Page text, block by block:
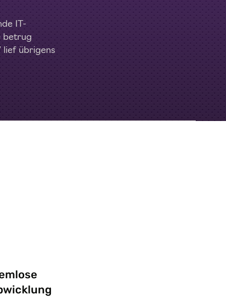
IT-
betrug
lief übrigens